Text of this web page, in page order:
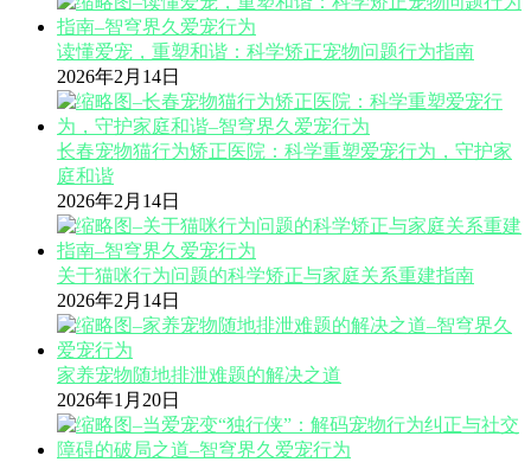
读懂爱宠，重塑和谐：科学矫正宠物问题行为指南
2026年2月14日
长春宠物猫行为矫正医院：科学重塑爱宠行为，守护家
庭和谐
2026年2月14日
关于猫咪行为问题的科学矫正与家庭关系重建指南
2026年2月14日
家养宠物随地排泄难题的解决之道
2026年1月20日